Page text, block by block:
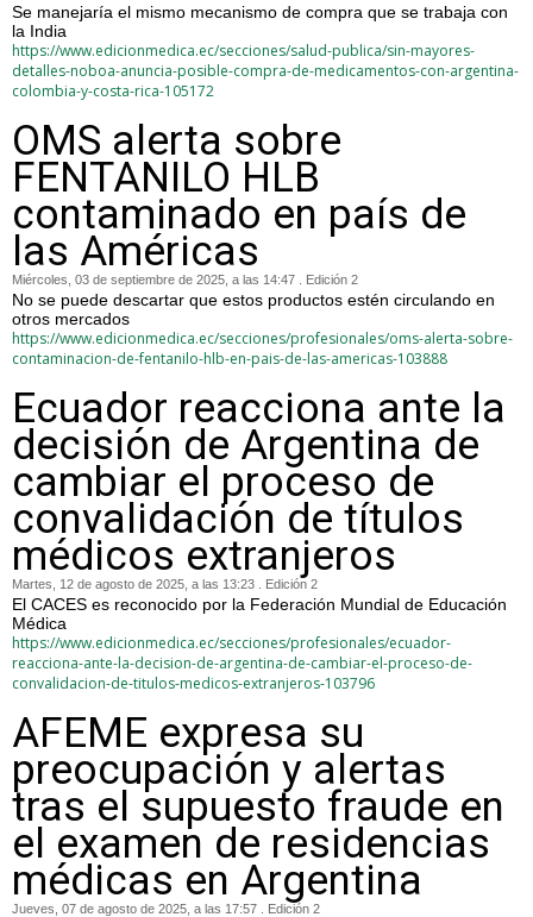
Se manejaría el mismo mecanismo de compra que se trabaja con
la India
https://www.edicionmedica.ec/secciones/salud-publica/sin-mayores-
detalles-noboa-anuncia-posible-compra-de-medicamentos-con-argentina-
colombia-y-costa-rica-105172
OMS alerta sobre
FENTANILO HLB
contaminado en país de
las Américas
Miércoles, 03 de septiembre de 2025, a las 14:47 . Edición 2
No se puede descartar que estos productos estén circulando en
otros mercados
https://www.edicionmedica.ec/secciones/profesionales/oms-alerta-sobre-
contaminacion-de-fentanilo-hlb-en-pais-de-las-americas-103888
Ecuador reacciona ante la
decisión de Argentina de
cambiar el proceso de
convalidación de títulos
médicos extranjeros
Martes, 12 de agosto de 2025, a las 13:23 . Edición 2
El CACES es reconocido por la Federación Mundial de Educación
Médica
https://www.edicionmedica.ec/secciones/profesionales/ecuador-
reacciona-ante-la-decision-de-argentina-de-cambiar-el-proceso-de-
convalidacion-de-titulos-medicos-extranjeros-103796
AFEME expresa su
preocupación y alertas
tras el supuesto fraude en
el examen de residencias
médicas en Argentina
Jueves, 07 de agosto de 2025, a las 17:57 . Edición 2